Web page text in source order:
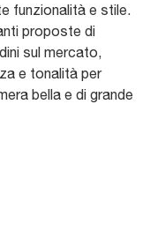
funzionalità e stile.
proposte di
sul mercato,
e tonalità per
bella e di grande